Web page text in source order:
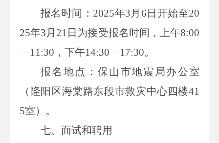
报名时间： 2025年3月 6 日 开始至20
25年3月 21 日为接受报名时间，上午8:00
—11:30 ，下午14:30—17:30。
报名地点：保山市地震 局办公室
（隆阳区海棠路东段市救灾中心四楼41
5室）。
七、面试和聘用